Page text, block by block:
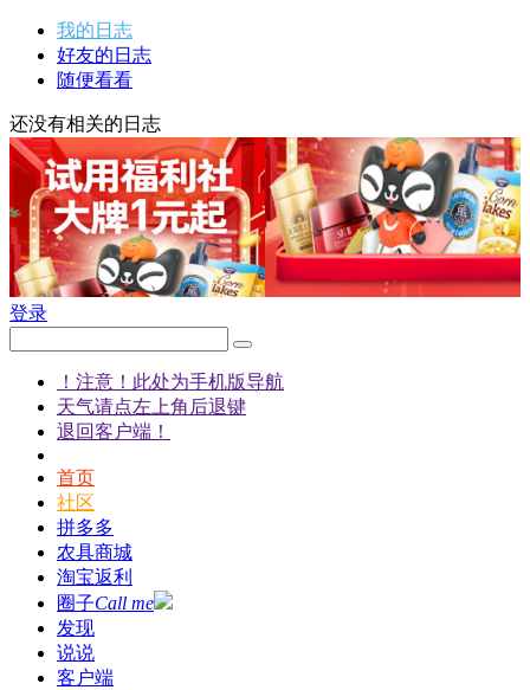
我的日志
好友的日志
随便看看
还没有相关的日志
登录
！注意！此处为手机版导航
天气请点左上角后退键
退回客户端！
首页
社区
拼多多
农具商城
淘宝返利
圈子Call me
发现
说说
客户端